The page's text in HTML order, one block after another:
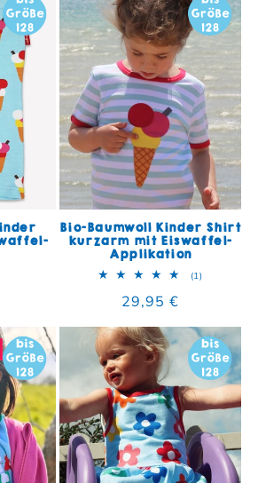
Preis
Bio-Baumwoll Kinder Shirt
kurzarm mit Eiswaffel-
Applikation
(1)1
Normaler Preis
29,95 €